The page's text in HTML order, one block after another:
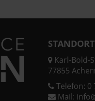
Karl-Bold-
77855
Telefon: 0
Mail: